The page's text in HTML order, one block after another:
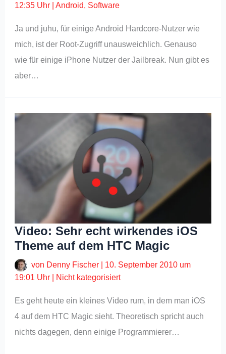
12:35 Uhr |Android, Software
Ja und juhu, für einige Android Hardcore-Nutzer wie
mich, ist der Root-Zugriff unausweichlich. Genauso
wie für einige iPhone Nutzer der Jailbreak. Nun gibt es
aber…
Video: Sehr echt wirkendes iOS
Theme auf dem HTC Magic
von Denny Fischer
10. September 2010 um
19:01 Uhr
Nicht kategorisiert
Es geht heute ein kleines Video rum, in dem man iOS
4 auf dem HTC Magic sieht. Theoretisch spricht auch
nichts dagegen, denn einige Programmierer…